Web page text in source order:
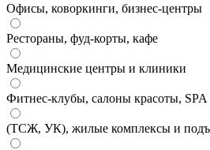
Офисы, коворкинги, бизнес-центры
Рестораны, фуд-корты, кафе
Медицинские центры и клиники
Фитнес-клубы, салоны красоты, SPA
(ТСЖ, УК), жилые комплексы и